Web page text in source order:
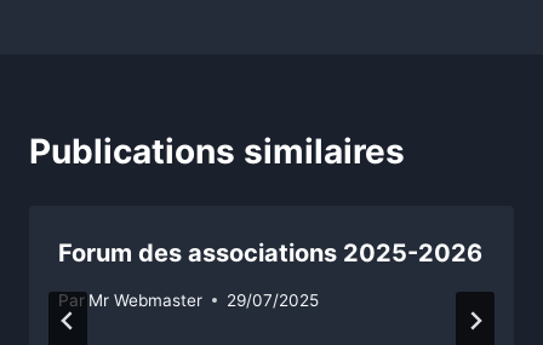
Publications similaires
Forum des associations 2025-2026
Par Mr Webmaster 29/07/2025